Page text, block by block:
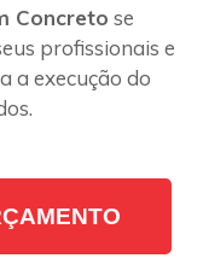
Concreto se
profissionais e
a execução do